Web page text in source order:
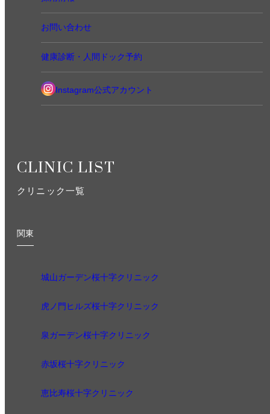
お問い合わせ
健康診断・人間ドック予約
Instagram公式アカウント
CLINIC LIST
クリニック一覧
関東
城山ガーデン桜十字クリニック
虎ノ門ヒルズ桜十字クリニック
泉ガーデン桜十字クリニック
赤坂桜十字クリニック
恵比寿桜十字クリニック